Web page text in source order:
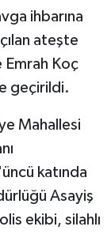
ihbarına
ateşte
Emrah Koç
geçirildi.
Mahallesi
katında
Asayiş
ekibi, silahlı